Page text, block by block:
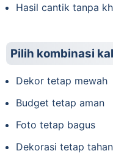
Hasil cantik tanpa
Pilih kombinasi
Dekor tetap mewah
Budget tetap aman
Foto tetap bagus
Dekorasi tetap